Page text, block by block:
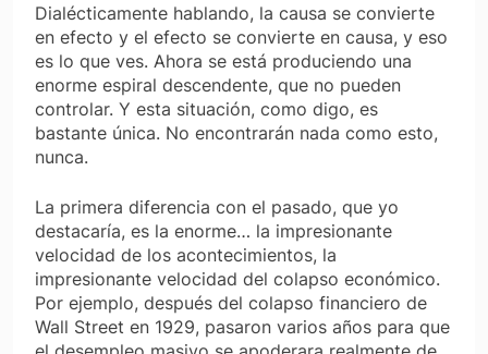
Dialécticamente hablando, la causa se convierte
en efecto y el efecto se convierte en causa, y eso
es lo que ves. Ahora se está produciendo una
enorme espiral descendente, que no pueden
controlar. Y esta situación, como digo, es
bastante única. No encontrarán nada como esto,
nunca.
La primera diferencia con el pasado, que yo
destacaría, es la enorme… la impresionante
velocidad de los acontecimientos, la
impresionante velocidad del colapso económico.
Por ejemplo, después del colapso financiero de
Wall Street en 1929, pasaron varios años para que